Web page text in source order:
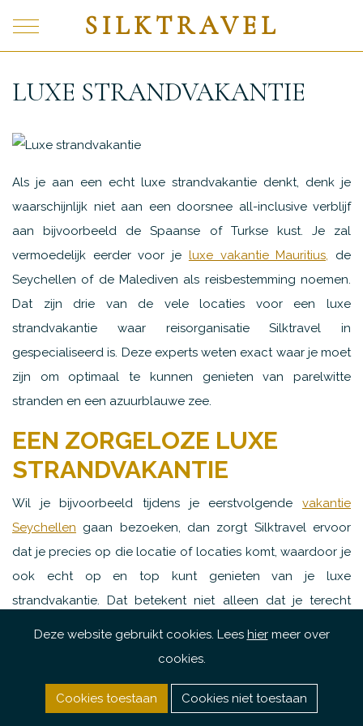
SILKTRAVEL
LUXE STRANDVAKANTIE
Als je aan een echt luxe strandvakantie denkt, denk je
waarschijnlijk niet aan een doorsnee all-inclusive verblijf
aan bijvoorbeeld de Spaanse of Turkse kust. Je zal
vermoedelijk eerder voor je luxe vakantie Mauritius,
de
Seychellen of de Malediven als reisbestemming noemen.
Dat zijn drie van de vele locaties voor een luxe
strandvakantie waar reisorganisatie Silktravel in
gespecialiseerd is. Deze experts weten exact waar je moet
zijn om optimaal te kunnen genieten van parelwitte
stranden en een azuurblauwe zee.
EEN ZORGELOZE LUXE
STRANDVAKANTIE
Wil je bijvoorbeeld tijdens je eerstvolgende
vakantie
Seychellen gaan bezoeken, dan zorgt Silktravel ervoor
dat je precies op die locatie of locaties komt, waardoor je
ook echt op en top kunt genieten van je luxe
strandvakantie. Dat betekent niet alleen dat je terecht
Vanzelfsprekend regelt Silktravel ook de vliegreis van je
Deze website gebruikt cookies. Lees hiermeer over
cookies.
Cookies toestaan Cookies niet toestaan